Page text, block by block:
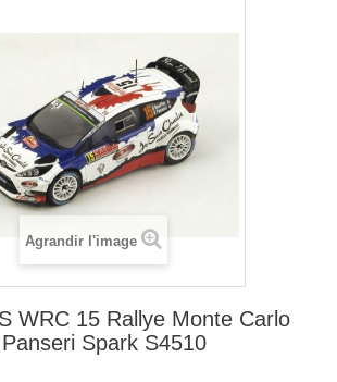
Agrandir l'image
WRC 15 Rallye Monte Carlo
Spark S4510